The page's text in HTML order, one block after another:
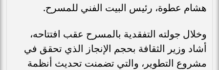
هشام عطوة، رئيس البيت الفني للمسرح.
وخلال جولته التفقدية بالمسرح عقب افتتاحه،
أشاد وزير الثقافة بحجم الإنجاز الذي تحقق في
مشروع التطوير، والتي تضمنت تحديث أنظمة